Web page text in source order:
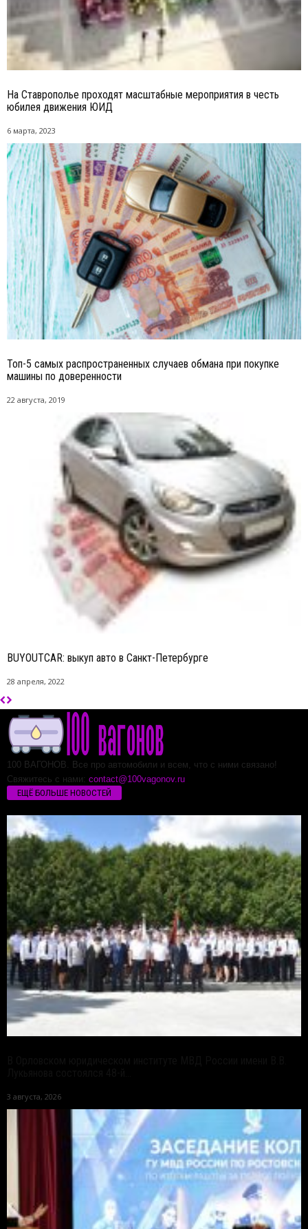
На Ставрополье проходят масштабные мероприятия в честь
юбилея движения ЮИД
6 марта, 2023
Топ-5 самых распространенных случаев обмана при покупке
машины по доверенности
22 августа, 2019
BUYOUTCAR: выкуп авто в Санкт-Петербурге
28 апреля, 2022
100 ВАГОНОВ. Все про автомобили и всем, что с ними связано!
Свяжитесь с нами: contact@100vagonov.ru
ЕЩЁ БОЛЬШЕ НОВОСТЕЙ
3 августа, 2026